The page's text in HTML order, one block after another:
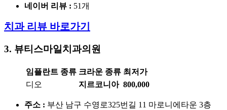
네이버 리뷰 : 51개
치과 리뷰 바로가기
3. 뷰티스마일치과의원
임플란트 종류 크라운 종류 최저가
디오
지르코니아 800,000
주소 : 부산 남구 수영로325번길 11 마로니에타운 3층